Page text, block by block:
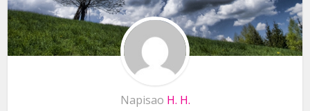
Napisao H. H.